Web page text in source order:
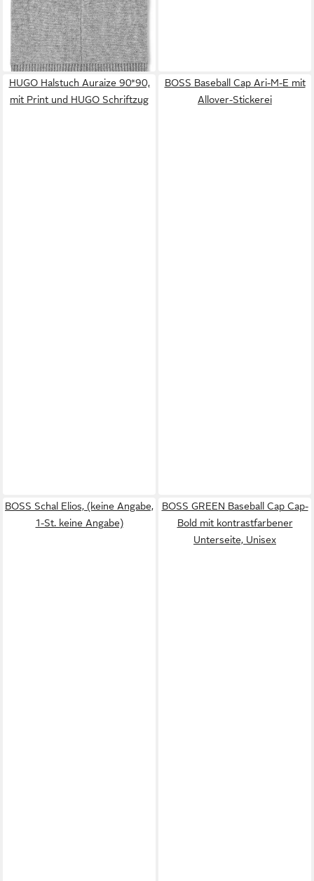
Abzeichen doppellagig &
kuschelig, (1 St)
64,99 €
lieferbar - in 3-4 Werktagen bei dir
HUGO Halstuch Auraize 90*90,
mit Print und HUGO Schriftzug
BOSS Baseball Cap Ari-M-E mit
Allover-Stickerei
BOSS Schal Elios, (keine Angabe,
1-St. keine Angabe)
BOSS GREEN Baseball Cap Cap-
Bold mit kontrastfarbener
Unterseite, Unisex